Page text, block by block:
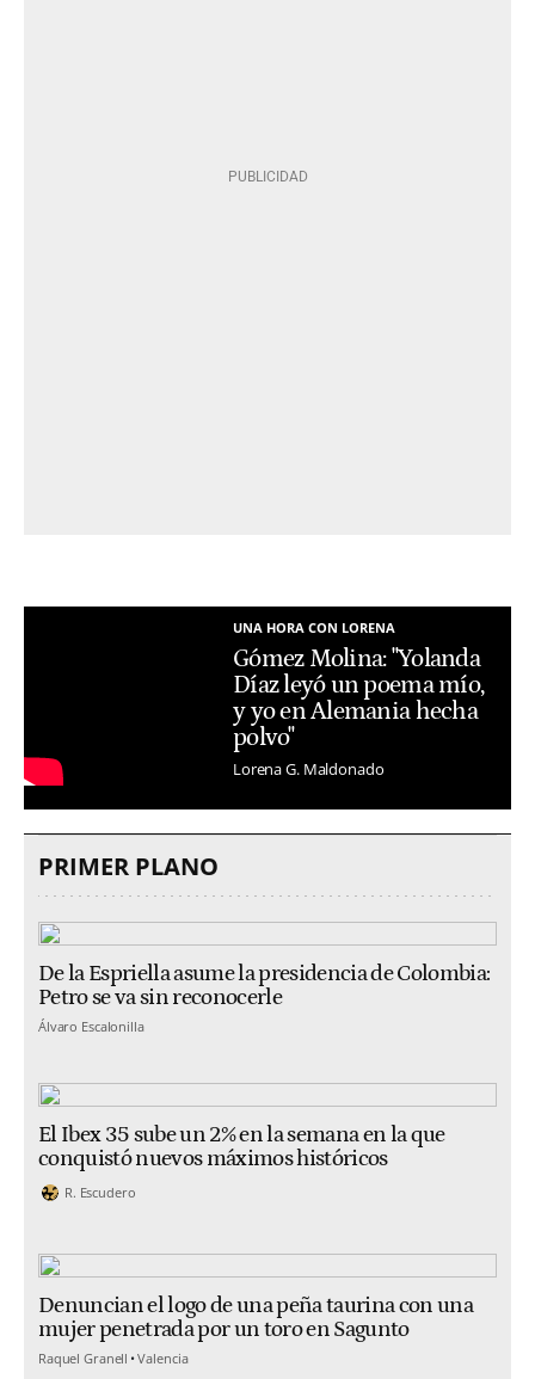
UNA HORA CON LORENA
Gómez Molina: "Yolanda
Díaz leyó un poema mío,
y yo en Alemania hecha
polvo"
Lorena G. Maldonado
PRIMER PLANO
De la Espriella asume la presidencia de Colombia:
Petro se va sin reconocerle
Álvaro Escalonilla
El Ibex 35 sube un 2% en la semana en la que
conquistó nuevos máximos históricos
R. Escudero
Denuncian el logo de una peña taurina con una
mujer penetrada por un toro en Sagunto
Raquel Granell Valencia